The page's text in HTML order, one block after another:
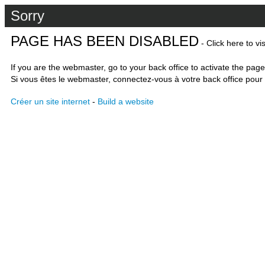
Sorry
PAGE HAS BEEN DISABLED - Click here to
If you are the webmaster, go to your back office to activate the
Si vous êtes le webmaster, connectez-vous à votre back office
Créer un site internet - Build a website